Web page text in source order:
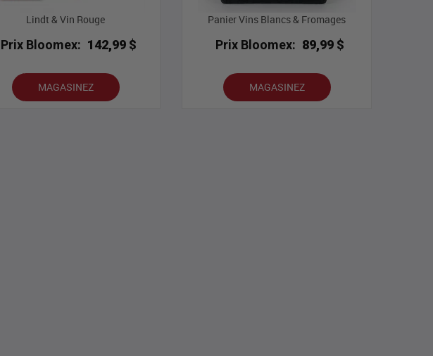
Lindt & Vin Rouge
Prix Bloomex: 142,99 $
MAGASINEZ
Panier Vins Blancs & Fromages
Prix Bloomex: 89,99 $
MAGASINEZ